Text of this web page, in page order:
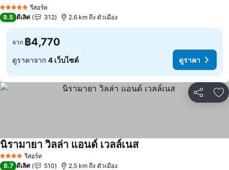
5 ดาว รีสอร์ท
9.5 ดีเลิศ 312 2.6 km ถึง ตัวเมือง
จาก ฿4,770
ดูราคาจาก 4 เว็บไซต์ ดูราคา
แชร์ เ
4 ดาว รีสอร์ท
นิรามายา วิลล่า แอนด์ เวลล์เนส
8.7 ดีเลิศ 510 2.5 km ถึง ตัวเมือง